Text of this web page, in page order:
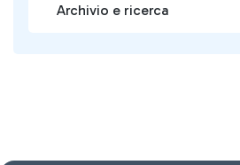
Archivio e ricerca